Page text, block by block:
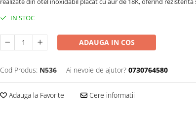
IN STOC
ADAUGA IN COS
Cod Produs: N536 Ai nevoie de ajutor? 0730764580
Adauga la Favorite Cere informatii